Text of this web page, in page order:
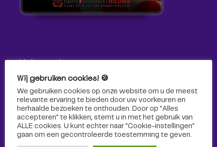
Volg ons!
Volg Omroep Tilburg niet alleen hier, maar ook via social
media!
Wij gebruiken cookies! 🍪
We gebruiken cookies op onze website om u de meest
relevante ervaring te bieden door uw voorkeuren en
herhaalde bezoeken te onthouden. Door op "Alles
accepteren" te klikken, stemt u in met het gebruik van
ALLE cookies. U kunt echter naar "Cookie-instellingen"
gaan om een ​​gecontroleerde toestemming te geven.